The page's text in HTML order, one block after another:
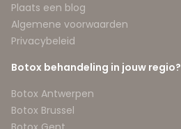
Plaats een blog
Algemene voorwaarden
Privacybeleid
Botox behandeling in jouw regio?
Botox Antwerpen
Botox Brussel